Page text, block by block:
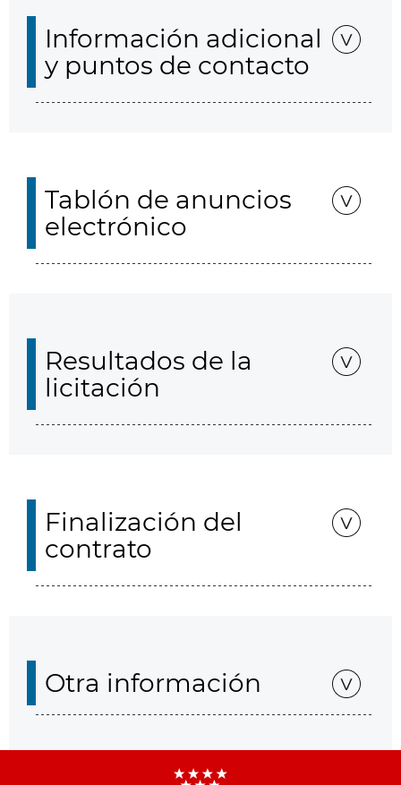
Información adicional
y puntos de contacto
Tablón de anuncios
electrónico
Resultados de la
licitación
Finalización del
contrato
Otra información